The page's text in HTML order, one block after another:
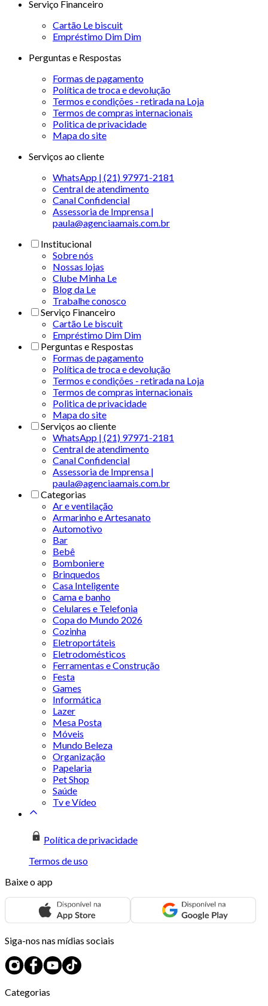
Serviço Financeiro
Cartão Le biscuit
Empréstimo Dim Dim
Perguntas e Respostas
Formas de pagamento
Política de troca e devolução
Termos e condições - retirada na Loja
Termos de compras internacionais
Politica de privacidade
Mapa do site
Serviços ao cliente
WhatsApp | (21) 97971-2181
Central de atendimento
Canal Confidencial
Assessoria de Imprensa |
paula@agenciaamais.com.br
Institucional
Sobre nós
Nossas lojas
Clube Minha Le
Blog da Le
Trabalhe conosco
Serviço Financeiro
Cartão Le biscuit
Empréstimo Dim Dim
Perguntas e Respostas
Formas de pagamento
Política de troca e devolução
Termos e condições - retirada na Loja
Termos de compras internacionais
Politica de privacidade
Mapa do site
Serviços ao cliente
WhatsApp | (21) 97971-2181
Central de atendimento
Canal Confidencial
Assessoria de Imprensa |
paula@agenciaamais.com.br
Categorias
Ar e ventilação
Armarinho e Artesanato
Automotivo
Bar
Bebê
Bomboniere
Brinquedos
Casa Inteligente
Cama e banho
Celulares e Telefonia
Copa do Mundo 2026
Cozinha
Eletroportáteis
Eletrodomésticos
Ferramentas e Construção
Festa
Games
Informática
Lazer
Mesa Posta
Móveis
Mundo Beleza
Organização
Papelaria
Pet Shop
Saúde
Tv e Vídeo
Política de privacidade
Termos de uso
Baixe o app
Siga-nos nas mídias sociais
Categorias